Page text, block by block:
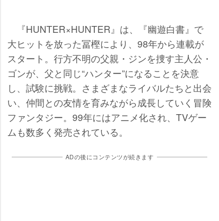
『HUNTER×HUNTER』は、『幽遊白書』で
大ヒットを放った冨樫により、98年から連載が
スタート。行方不明の父親・ジンを捜す主人公・
ゴンが、父と同じ“ハンター”になることを決意
し、試験に挑戦。さまざまなライバルたちと出会
い、仲間との友情を育みながら成長していく冒険
ファンタジー。99年にはアニメ化され、TVゲー
ムも数多く発売されている。
ADの後にコンテンツが続きます